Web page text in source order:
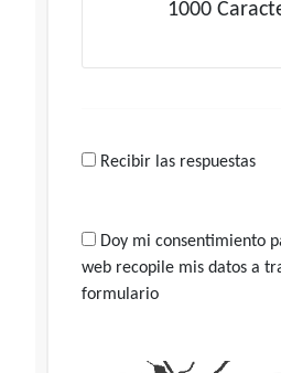
1000
Recibir las respuestas
Doy mi consentimiento
web recopile mis datos a
formulario